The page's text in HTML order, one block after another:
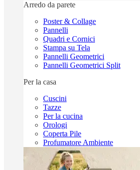
Arredo da parete
Poster & Collage
Pannelli
Quadri e Cornici
Stampa su Tela
Pannelli Geometrici
Pannelli Geometrici Split
Per la casa
Cuscini
Tazze
Per la cucina
Orologi
Coperta Pile
Profumatore Ambiente